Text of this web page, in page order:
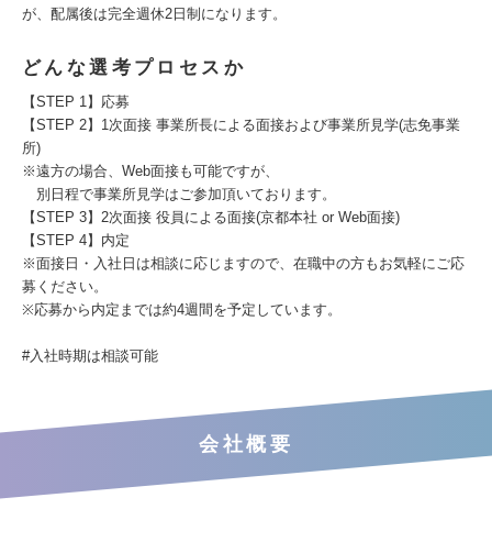
が、配属後は完全週休2日制になります。
どんな選考プロセスか
【STEP 1】応募
【STEP 2】1次面接 事業所長による面接および事業所見学(志免事業
所)
※遠方の場合、Web面接も可能ですが、
別日程で事業所見学はご参加頂いております。
【STEP 3】2次面接 役員による面接(京都本社 or Web面接)
【STEP 4】内定
※面接日・入社日は相談に応じますので、在職中の方もお気軽にご応
募ください。
※応募から内定までは約4週間を予定しています。
#入社時期は相談可能
会社概要